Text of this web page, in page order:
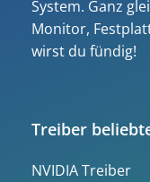
System. Ganz
Monitor,
wirst du fündig!
Treiber
NVIDIA Treiber